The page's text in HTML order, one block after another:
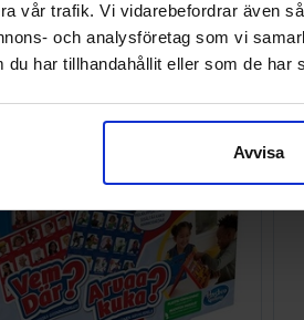
vår trafik. Vi vidarebefordrar även
och analysföretag som vi
du har tillhandahållit eller som de har
Avvisa
I lager: 7